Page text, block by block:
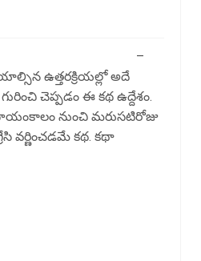
సాక్షిగా” –
ఉత్తరక్రియల్లో అదే
చెప్పడం ఈ కథ ఉద్దేశం.
సాయంకాలం నుంచి మరుసటిరోజు
వర్ణించడమే కథ. కథా